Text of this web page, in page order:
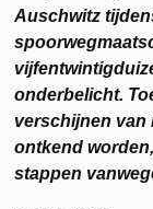
Auschwitz
onderbelicht.
verschijnen van
ontkend
stappen